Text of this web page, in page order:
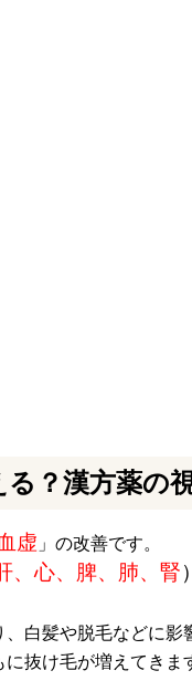
？漢方薬の
虚 」の改善です。
、心、脾、肺、腎
白髪や脱毛などに影
抜け毛が増えてきま